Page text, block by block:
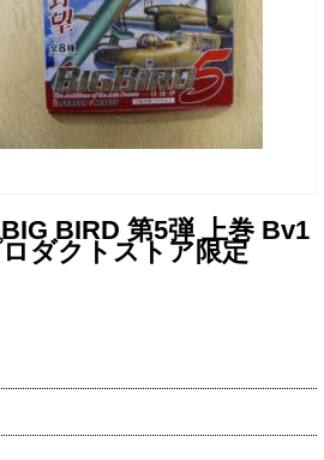
BIRD 第5弾 上巻 Bv1
ダクトストア限定